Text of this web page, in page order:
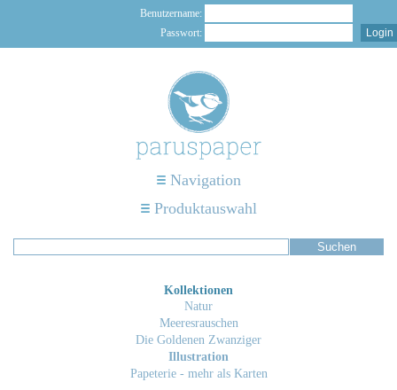
Benutzername:
Passwort:
Navigation
Produktauswahl
Kollektionen
Natur
Meeresrauschen
Die Goldenen Zwanziger
Illustration
Papeterie - mehr als Karten